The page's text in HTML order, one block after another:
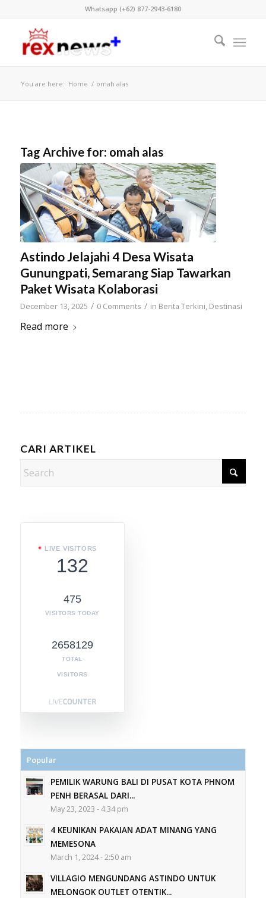
Whatsapp (+62) 877-2943-6180
You are here: Home / omah alas
Tag Archive for: omah alas
Astindo Jelajahi 4 Desa Wisata
Gunungpati, Semarang Siap Tawarkan
Paket Wisata Kolaborasi
December 13, 2025 / 0 Comments / in Berita Terkini, Destinasi
Read more
CARI ARTIKEL
LIVE VISITORS
132
475
VISITORS TODAY
2658129
TOTAL
VISITORS
Popular
PEMILIK WARUNG BALI DI PUSAT KOTA PHNOM
PENH BERASAL DARI...
May 23, 2023 - 4:34 pm
4 KEUNIKAN PAKAIAN ADAT MINANG YANG
MEMESONA
March 1, 2024 - 2:50 am
VILLAGIO MENGUNDANG ASTINDO UNTUK
MELONGOK OUTLET OTENTIK...